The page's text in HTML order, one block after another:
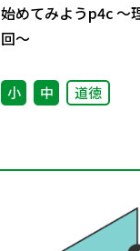
始めてみようp4c ～
回～
小 中 道徳